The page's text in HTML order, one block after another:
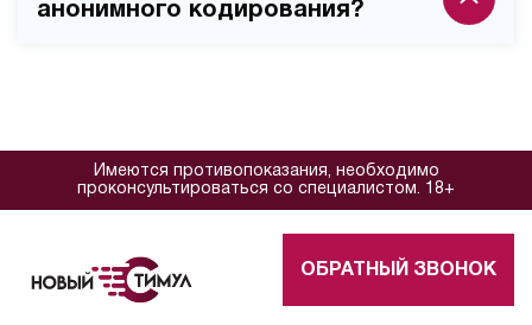
Врач приезжает на личном автомобиле без
анонимного кодирования?
документация оформляется с использованием
минимально необходимых данных, обеспечивая
Имеются противопоказания, необходимо
проконсультироваться со специалистом. 18+
ОБРАТНЫЙ ЗВОНОК